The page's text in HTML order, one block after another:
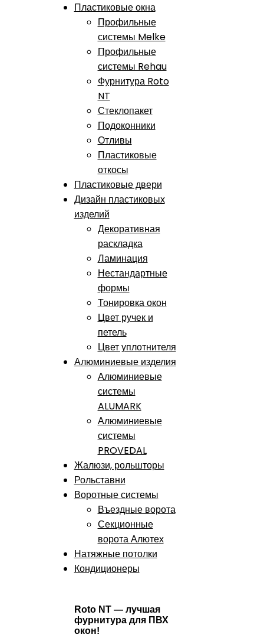
Пластиковые окна
Профильные
системы Melke
Профильные
системы Rehau
Фурнитура Roto
NT
Стеклопакет
Подоконники
Отливы
Пластиковые
откосы
Пластиковые двери
Дизайн пластиковых
изделий
Декоративная
раскладка
Ламинация
Нестандартные
формы
Тонировка окон
Цвет ручек и
петель
Цвет уплотнителя
Алюминиевые изделия
Алюминиевые
системы
ALUMARK
Алюминиевые
системы
PROVEDAL
Жалюзи, рольшторы
Рольставни
Воротные системы
Въездные ворота
Секционные
ворота Алютех
Натяжные потолки
Кондиционеры
Roto NT — лучшая
фурнитура для ПВХ
окон!